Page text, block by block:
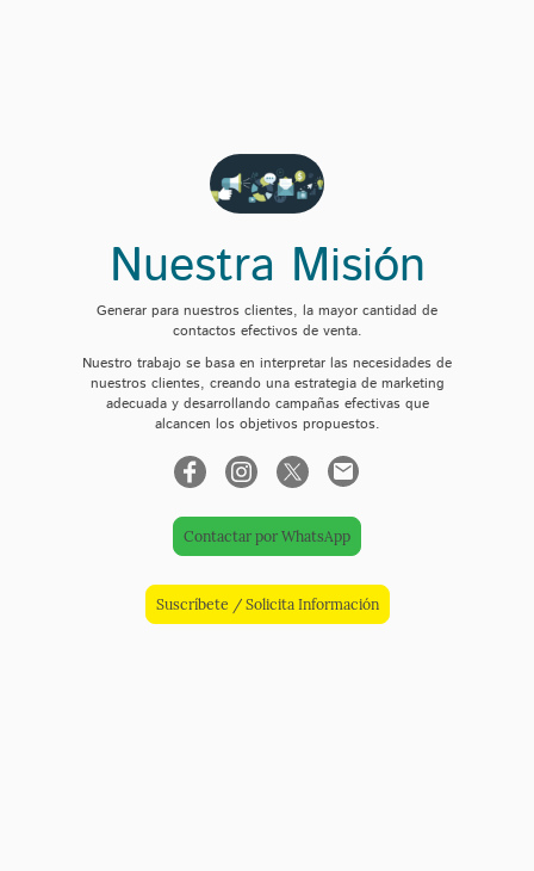
Nuestra Misión
Generar para nuestros clientes, la mayor cantidad de
contactos efectivos de venta.
Nuestro trabajo se basa en interpretar las necesidades de
nuestros clientes, creando una estrategia de marketing
adecuada y desarrollando campañas efectivas que
alcancen los objetivos propuestos.
Contactar por WhatsApp
Suscríbete / Solicita Información